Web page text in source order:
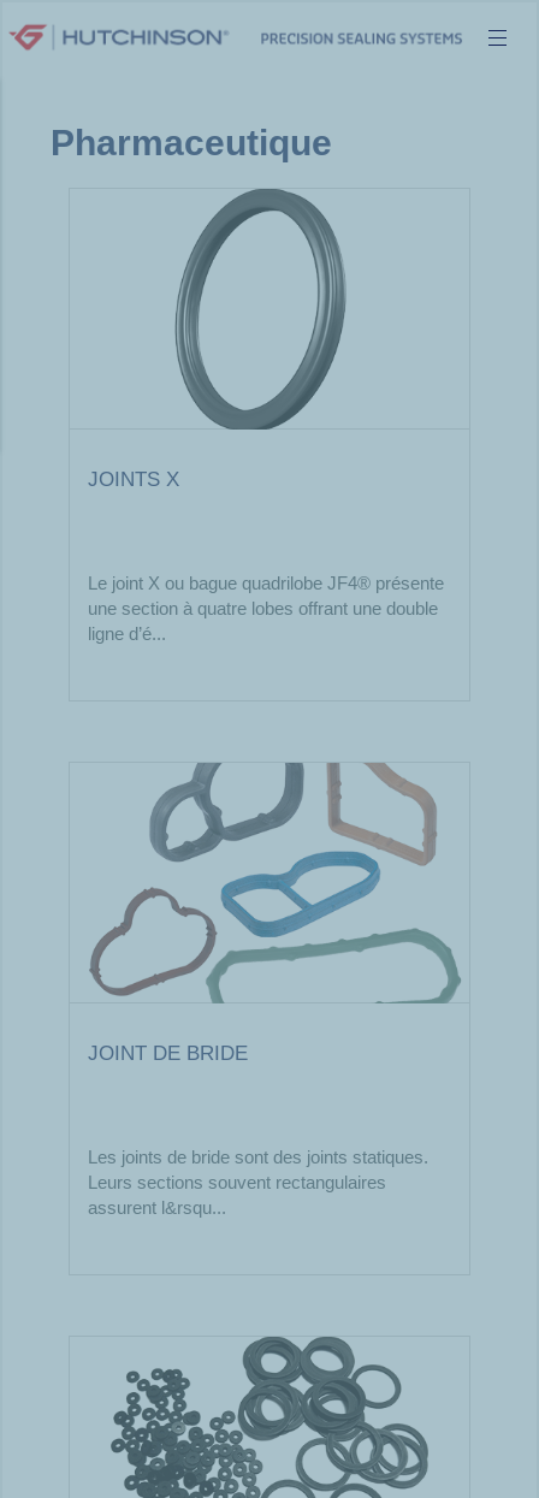
au
Pharmaceutique
JOINTS X
Le joint X ou bague quadrilobe JF4® présente
une section à quatre lobes offrant une double
ligne d’é...
JOINT DE BRIDE
Les joints de bride sont des joints statiques.
Leurs sections souvent rectangulaires
assurent l&rsqu...